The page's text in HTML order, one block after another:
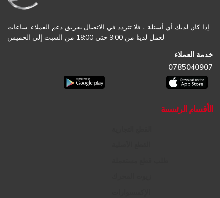
إذا كان لديك أي أسئلة ، فلا تتردد في الاتصال بفريق دعم العملاء. ساعات
العمل لدينا من 9:00 حتي 18:00 من السبت إلى الخميس
خدمة العملاء
0785040907
الأقسام الرئيسية